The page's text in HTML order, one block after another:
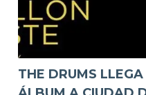
THE DRUMS